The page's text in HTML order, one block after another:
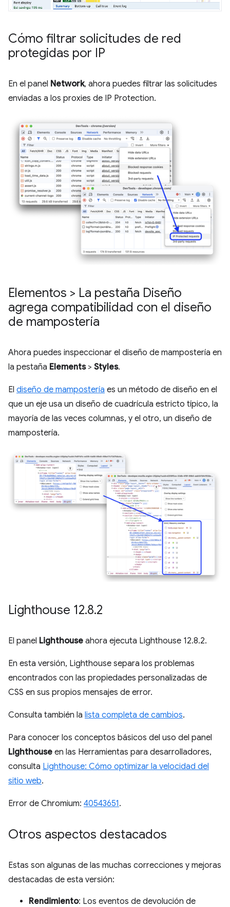
Cómo filtrar solicitudes de red
protegidas por IP
En el panel Network, ahora puedes filtrar las solicitudes
enviadas a los proxies de IP Protection.
Elementos > La pestaña Diseño
agrega compatibilidad con el diseño
de mampostería
Ahora puedes inspeccionar el diseño de mampostería en
la pestaña Elements> Styles.
El diseño de mampostería es un método de diseño en el
que un eje usa un diseño de cuadrícula estricto típico, la
mayoría de las veces columnas, y el otro, un diseño de
mampostería.
Lighthouse 12.8.2
El panel Lighthouse ahora ejecuta Lighthouse 12.8.2.
En esta versión, Lighthouse separa los problemas
encontrados con las propiedades personalizadas de
CSS en sus propios mensajes de error.
Consulta también la lista completa de cambios.
Para conocer los conceptos básicos del uso del panel
Lighthouse en las Herramientas para desarrolladores,
consulta Lighthouse: Cómo optimizar la velocidad del
sitio web.
Error de Chromium: 40543651.
Otros aspectos destacados
Estas son algunas de las muchas correcciones y mejoras
destacadas de esta versión:
Rendimiento: Los eventos de devolución de